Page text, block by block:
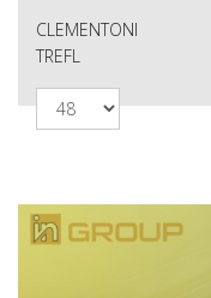
CLEMENTONI
TREFL